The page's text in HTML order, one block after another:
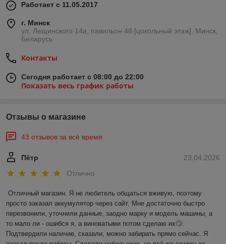
Работает с 11.05.2017
г. Минск
ул. Лещинского 14а, павильон 48 [цокольный этаж], Минск,
Беларусь
Контакты
Сегодня работает с 08:00 до 22:00
Показать весь график работы
Отзывы о магазине
43 отзывов за всё время
23.04.2026
Пётр
Отлично
Отличный магазин. Я не любитель общаться вживую, поэтому
просто заказал аккумулятор через сайт. Мне достаточно быстро
перезвонили, уточнили данные, заодно марку и модель машины, а
то мало ли - ошибся я, а виноватыми потом сделаю их🙄.
Подтвердили наличие, сказали, можно забирать прямо сейчас. Я